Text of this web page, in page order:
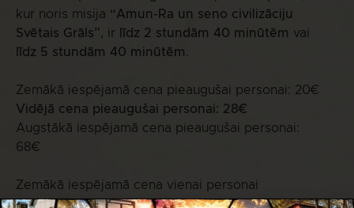
kur noris misija “Amun-Ra un seno civilizāciju
Svētais Grāls”, ir līdz 2 stundām 40 minūtēm vai
līdz 5 stundām 40 minūtēm
Zemākā iespējamā cena pieaugušai personai: 20€
Vidējā cena pieaugušai personai: 28€
Augstākā iespējamā cena pieaugušai personai:
68€
Zemākā iespējamā cena vienai personai
pasākumam bērniem:11€